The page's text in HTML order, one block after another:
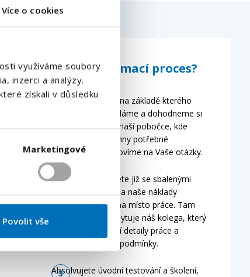
Více o cookies
využíváme soubory
inzerci a analýzy.
získali v důsledku
Marketingové
Povolit vše
Jak probíhá přijímací proces?
Vyplňte formulář, na základě kterého
Vám osobně zavoláme a dohodneme si
termín setkání na naší pobočce, kde
podepíšeme všechny potřebné
dokumenty a odpovíme na Vaše otázky.
Na pobočku přijdete již se sbalenými
věcmi a my Vám na naše náklady
zakoupime lístek na místo práce. Tam
Vás vyzvedne a ubytuje náš kolega, který
Vám pak představí detaily práce a
ubytování a jejich podmínky.
Absolvujete úvodní testování a školení,